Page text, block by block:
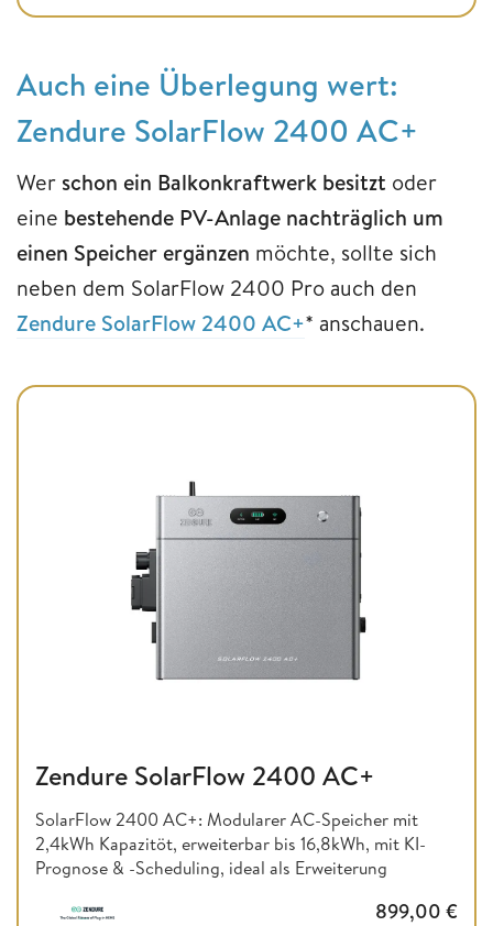
Auch eine Überlegung wert:
Zendure SolarFlow 2400 AC+
Wer schon ein Balkonkraftwerk besitzt oder
eine bestehende PV-Anlage nachträglich um
einen Speicher ergänzen möchte, sollte sich
neben dem SolarFlow 2400 Pro auch den
Zendure SolarFlow 2400 AC+* anschauen.
Zendure SolarFlow 2400 AC+
SolarFlow 2400 AC+: Modularer AC-Speicher mit
2,4kWh Kapazitöt, erweiterbar bis 16,8kWh, mit KI-
Prognose & -Scheduling, ideal als Erweiterung
899,00 €